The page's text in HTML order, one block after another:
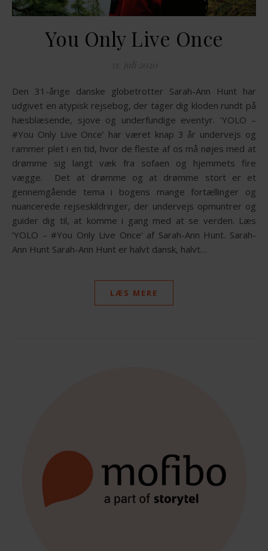
You Only Live Once
31. juli 2020
Den 31-årige danske globetrotter Sarah-Ann Hunt har
udgivet en atypisk rejsebog, der tager dig kloden rundt på
hæsblæsende, sjove og underfundige eventyr. ‘YOLO –
#You Only Live Once’ har været knap 3 år undervejs og
rammer plet i en tid, hvor de fleste af os må nøjes med at
drømme sig langt væk fra sofaen og hjemmets fire
vægge. Det at drømme og at drømme stort er et
gennemgående tema i bogens mange fortællinger og
nuancerede rejseskildringer, der undervejs opmuntrer og
guider dig til, at komme i gang med at se verden. Læs
‘YOLO – #You Only Live Once‘ af Sarah-Ann Hunt. Sarah-
Ann Hunt Sarah-Ann Hunt er halvt dansk, halvt…
LÆS MERE